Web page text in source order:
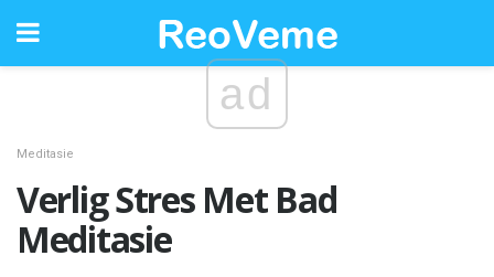
ad
Meditasie
Verlig Stres Met Bad
Meditasie